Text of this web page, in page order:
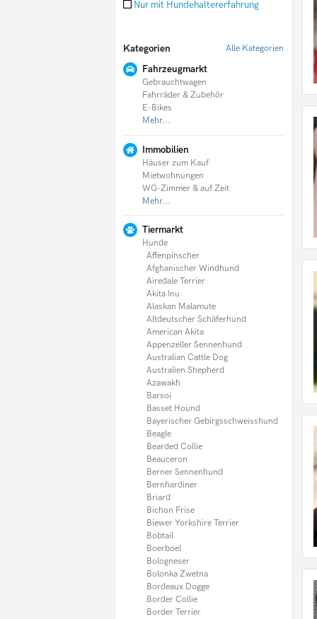
Doodle
English Setter
Entlebucher Sennenhund
Fila Brasileiro
Flat Coated Retriever
Foxterrier
Französische Bulldogge
Germanischer Bärenhund
Goldendoodle
Golden Retriever
Gordon Setter
Greyhound
Groenendael
Holländischer Schäferhund
Hovawart
Irischer Wolfshund
Irish Setter
Irish Soft Coated Wheaten Terrier
Irish Terrier
Italienisches Windspiel
Jack Russel Terrier
Kangal
Kaukasischer Owtscharka
Kleiner Münsterländer
Königspudel
Komondor
Kooikerhondje
Kromfohrländer
Kuvasz
Labradoodle
Labrador
Landseer
Leonberger
Lhasa Apso
Magyar Vizsla
Malinois (Belgischer Schäferhund)
Malteser
Maltipoo
Mastiff
Mastino Napoletano
Mini Bullterrier
Mittelschnauzer
Mischlingshunde
Nur mit Hundehaltererfahrung
Kategorien Alle Kategorien
Fahrzeugmarkt
Gebrauchtwagen
Fahrräder & Zubehör
E-Bikes
Mehr...
Immobilien
Häuser zum Kauf
Mietwohnungen
WG-Zimmer & auf Zeit
Mehr...
Tiermarkt
Hunde
Affenpinscher
Afghanischer Windhund
Airedale Terrier
Akita Inu
Alaskan Malamute
Altdeutscher Schäferhund
American Akita
Appenzeller Sennenhund
Australian Cattle Dog
Australien Shepherd
Azawakh
Barsoi
Basset Hound
Bayerischer Gebirgsschweisshund
Beagle
Bearded Collie
Beauceron
Berner Sennenhund
Bernhardiner
Briard
Bichon Frise
Biewer Yorkshire Terrier
Bobtail
Boerboel
Bologneser
Bolonka Zwetna
Bordeaux Dogge
Border Collie
Border Terrier